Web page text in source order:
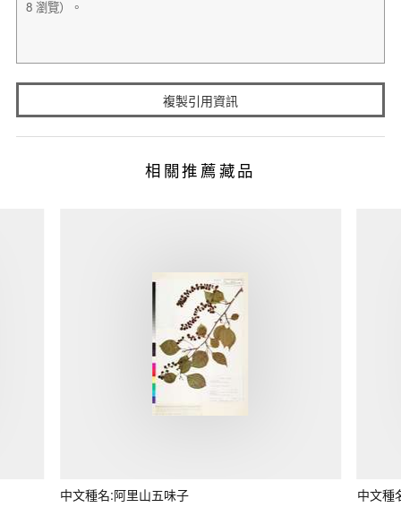
複製引用資訊
相關推薦藏品
中文種名:阿里山五味子 中文種